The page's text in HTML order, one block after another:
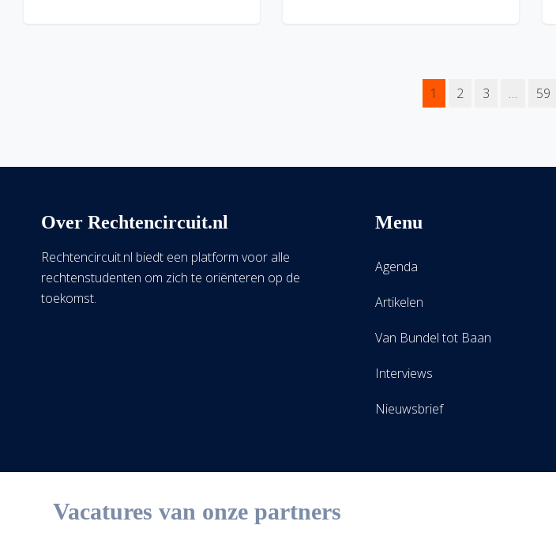
1 2 3 … 59
Over Rechtencircuit.nl
Rechtencircuit.nl biedt een platform voor alle
rechtenstudenten om zich te oriënteren op de
toekomst.
Menu
Agenda
Artikelen
Van Bundel tot Baan
Interviews
Nieuwsbrief
Vacatures van onze partners